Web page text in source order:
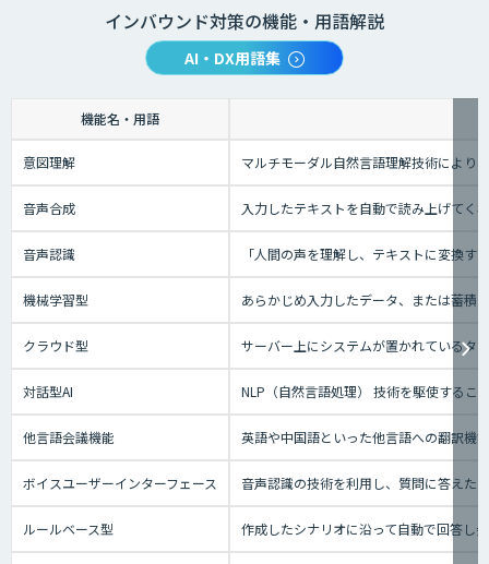
インバウンド対策の機能・用語解説
AI・DX用語集
機能名・用語
意図理解 マルチモーダル自然言語理解技術により
音声合成 入力したテキストを自動で読み上げてく
音声認識 「人間の声を理解し、テキストに変換
機械学習型 あらかじめ入力したデータ、または蓄積
クラウド型 サーバー上にシステムが置かれているタ
対話型AI NLP（自然言語処理） 技術を駆使するこ
他言語会議機能 英語や中国語といった他言語への翻訳機
ボイスユーザーインターフェース 音声認識の技術を利用し、質問に答えた
ルールベース型 作成したシナリオに沿って自動で回答し